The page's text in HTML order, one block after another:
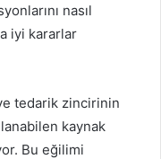
nasıl
iyi kararlar
tedarik zincirinin
kaynak
Bu eğilimi